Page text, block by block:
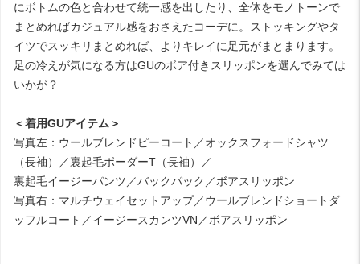
にボトムの色と合わせて統一感を出したり、全体をモノトーンで
まとめればカジュアル感をおさえたコーデに。ストッキングやタ
イツでスッキリまとめれば、よりキレイに足元がまとまります。
足の冷えが気になる方はGUのボア付きスリッポンを選んでみては
いかが？
＜着用GUアイテム＞
写真左：ウールブレンドピーコート／オックスフォードシャツ
（長袖）／裏起毛ボーダーT（長袖）／
裏起毛イージーパンツ／バックパック／ボアスリッポン
写真右：マルチウェイセットアップ／ウールブレンドショートダ
ッフルコート／イージースカンツVN／ボアスリッポン